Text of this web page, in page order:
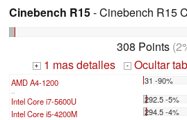
Cinebench R15- Cinebench R15
308 Points
+ 1 mas detalles - Ocultar
AMD A4-1200 31 -90%
...
Intel Core i7-5600U
292.5 -5%
Intel Core i5-4200M
294.5 -4%